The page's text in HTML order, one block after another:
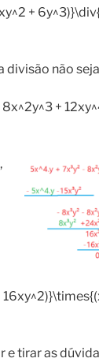
+
divisão não
+
e tirar as